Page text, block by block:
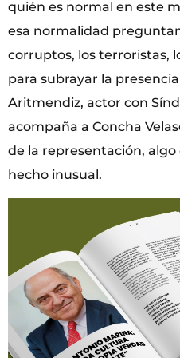
quién es normal en este
esa normalidad
corruptos, los terroristas,
para subrayar la
Aritmendiz, actor con
acompaña a Concha
de la representación,
hecho inusual.